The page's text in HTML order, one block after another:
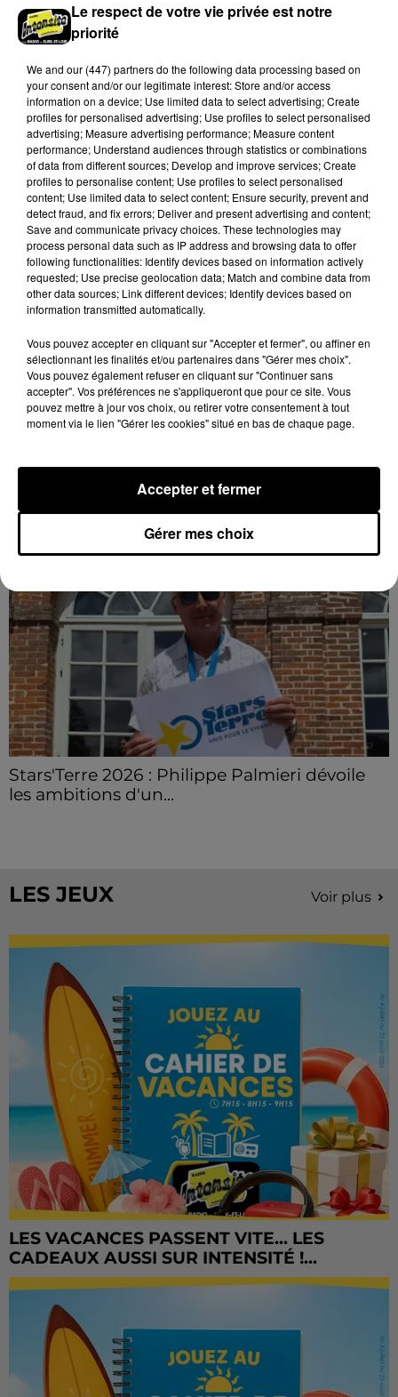
« Un café avec vos gendarmes » à Nogent-le-
Rotrou
Les gendarmes de la brigade iront à la rencontre de
la population ce samedi 8 août sur le marché de
Nogent-le-Rotrou de 9h00 à 12h00.
A LA UNE Voir plus
Bison Futé : un samedi rouge sur les routes
C'est l'un des week-ends les plus chargés de l'été,
LE GRAND FORMAT
Stars'Terre 2026 : Philippe Palmieri dévoile
les ambitions d'un...
LES JEUX Voir plus
LES VACANCES PASSENT VITE... LES
CADEAUX AUSSI SUR INTENSITÉ !...
Le respect de votre vie privée est notre
priorité
We and our (447) partnersdo the following data processing based on
your consent and/or our legitimate interest: Store and/or access
information on a device; Use limited data to select advertising; Create
profiles for personalised advertising; Use profiles to select personalised
advertising; Measure advertising performance; Measure content
performance; Understand audiences through statistics or combinations
of data from different sources; Develop and improve services; Create
profiles to personalise content; Use profiles to select personalised
content; Use limited data to select content; Ensure security, prevent and
detect fraud, and fix errors; Deliver and present advertising and content;
Save and communicate privacy choices. These technologies may
process personal data such as IP address and browsing data to offer
following functionalities: Identify devices based on information actively
requested; Use precise geolocation data; Match and combine data from
other data sources; Link different devices; Identify devices based on
information transmitted automatically.
Vous pouvez accepter en cliquant sur "Accepter et fermer", ou affiner en
sélectionnant les finalités et/ou partenaires dans "Gérer mes choix".
Vous pouvez également refuser en cliquant sur "Continuer sans
accepter". Vos préférences ne s'appliqueront que pour ce site. Vous
pouvez mettre à jour vos choix, ou retirer votre consentement à tout
moment via le lien "Gérer les cookies" situé en bas de chaque page.
Gérer mes choix
Accepter et fermer